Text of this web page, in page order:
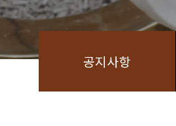
공지사항